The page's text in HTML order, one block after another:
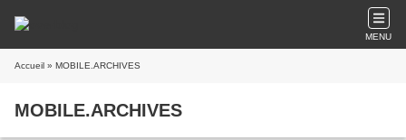
MENU
Accueil » MOBILE.ARCHIVES
MOBILE.ARCHIVES